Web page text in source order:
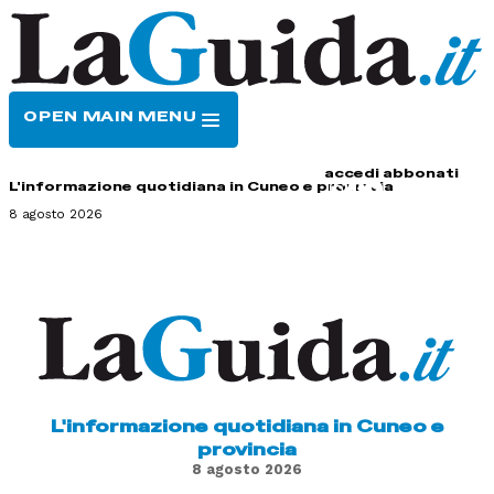
OPEN MAIN MENU
accedi abbonati
L'informazione quotidiana in Cuneo e provincia
8 agosto 2026
L'informazione quotidiana in Cuneo e
provincia
8 agosto 2026